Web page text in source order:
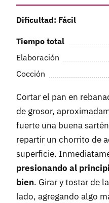
Dificultad: Fácil
Tiempo total
Elaboración
Cocción
Cortar el pan en
de grosor,
fuerte una buena
repartir un chorrito de
superficie.
presionando al
bien. Girar y tostar de
lado, agregando algo